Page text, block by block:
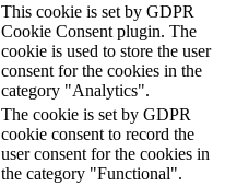
This cookie is set by GDPR
Cookie Consent plugin. The
cookie is used to store the user
consent for the cookies in the
category "Analytics".
The cookie is set by GDPR
cookie consent to record the
user consent for the cookies in
the category "Functional".